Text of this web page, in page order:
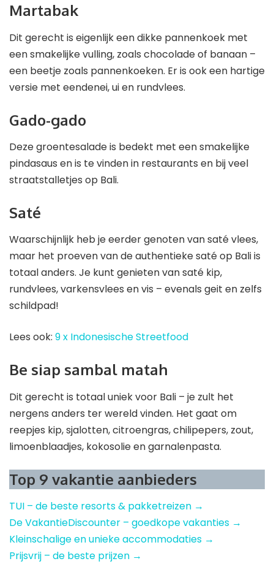
Martabak
Dit gerecht is eigenlijk een dikke pannenkoek met
een smakelijke vulling, zoals chocolade of banaan –
een beetje zoals pannenkoeken. Er is ook een hartige
versie met eendenei, ui en rundvlees.
Gado-gado
Deze groentesalade is bedekt met een smakelijke
pindasaus en is te vinden in restaurants en bij veel
straatstalletjes op Bali.
Saté
Waarschijnlijk heb je eerder genoten van saté vlees,
maar het proeven van de authentieke saté op Bali is
totaal anders. Je kunt genieten van saté kip,
rundvlees, varkensvlees en vis – evenals geit en zelfs
schildpad!
Lees ook: 9 x Indonesische Streetfood
Be siap sambal matah
Dit gerecht is totaal uniek voor Bali – je zult het
nergens anders ter wereld vinden. Het gaat om
reepjes kip, sjalotten, citroengras, chilipepers, zout,
limoenblaadjes, kokosolie en garnalenpasta.
Top 9 vakantie aanbieders
TUI – de beste resorts & pakketreizen →
De VakantieDiscounter – goedkope vakanties →
Kleinschalige en unieke accommodaties →
Prijsvrij – de beste prijzen →